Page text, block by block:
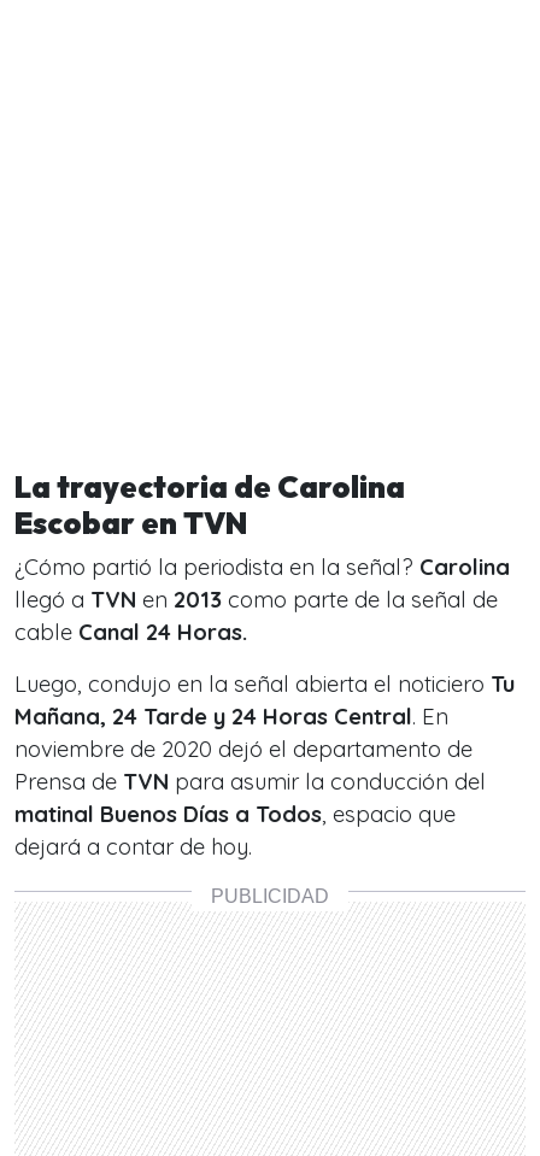
La trayectoria de Carolina
Escobar en TVN
¿Cómo partió la periodista en la señal? Carolina
llegó a TVN en 2013 como parte de la señal de
cable Canal 24 Horas.
Luego, condujo en la señal abierta el noticiero Tu
Mañana, 24 Tarde y 24 Horas Central. En
noviembre de 2020 dejó el departamento de
Prensa de TVN para asumir la conducción del
matinal Buenos Días a Todos, espacio que
dejará a contar de hoy.